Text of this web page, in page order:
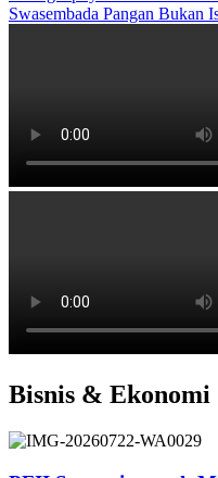
Swasembada Pangan Bukan
Bisnis & Ekonomi